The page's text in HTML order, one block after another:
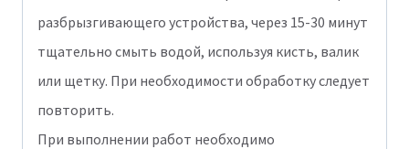
разбрызгивающего устройства, через 15-30 минут
тщательно смыть водой, используя кисть, валик
или щетку. При необходимости обработку следует
повторить.
При выполнении работ необходимо